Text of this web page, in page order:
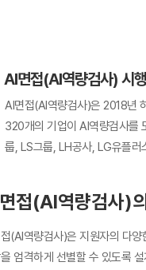
AI면접(AI역량검사) 시
AI면접(AI역량검사)은 2018년
320개의 기업이 AI역량검사를
룹, LS그룹, LH공사, LG유플러
접(AI역량검사)
(AI역량검사)은 지원자의 다
엄격하게 선별할 수 있도록